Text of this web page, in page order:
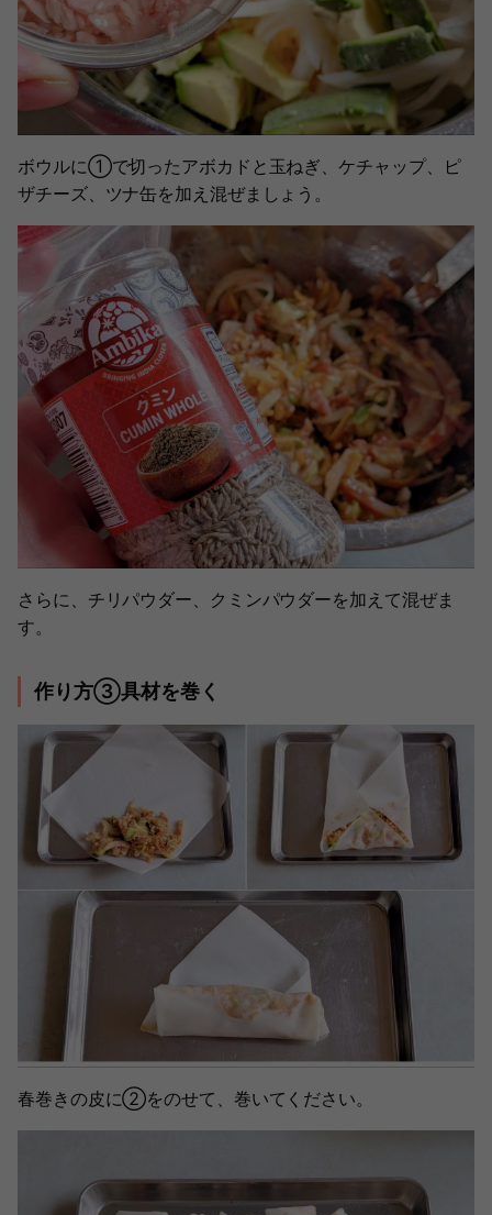
ボウルに①で切ったアボカドと玉ねぎ、ケチャップ、ピ
ザチーズ、ツナ缶を加え混ぜましょう。
さらに、チリパウダー、クミンパウダーを加えて混ぜま
す。
作り方③具材を巻く
春巻きの皮に②をのせて、巻いてください。